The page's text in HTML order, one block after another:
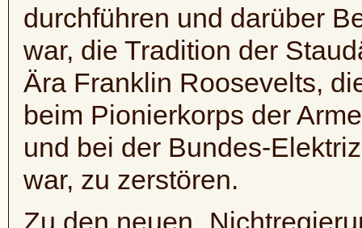
durchführen und darüber
war, die Tradition der
Ära Franklin Roosevelts,
beim Pionierkorps der
und bei der Bundes-
war, zu zerstören.
Zu den neuen